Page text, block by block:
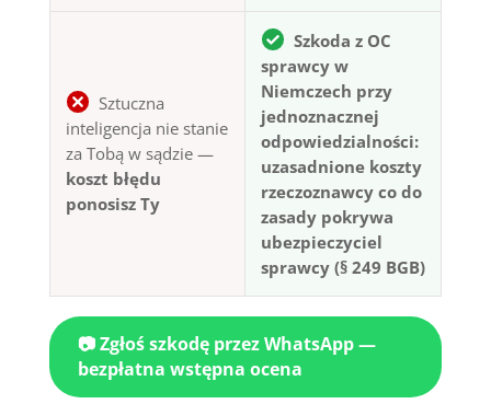
Sztuczna
inteligencja nie stanie
za Tobą w sądzie —
koszt błędu
ponosisz Ty
Szkoda z OC
sprawcy w
Niemczech przy
jednoznacznej
odpowiedzialności:
uzasadnione koszty
rzeczoznawcy co do
zasady pokrywa
ubezpieczyciel
sprawcy (§ 249 BGB)
📷 Zgłoś szkodę przez WhatsApp —
bezpłatna wstępna ocena